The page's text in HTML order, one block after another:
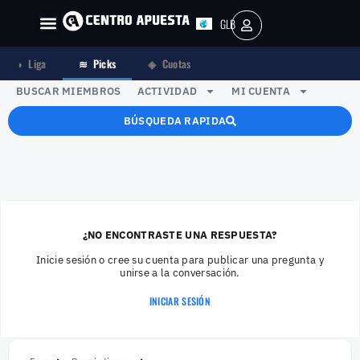
GLB
AR
◑ Liga ≋ Picks ◈ Cuotas
BUSCAR MIEMBROS ACTIVIDAD MI CUENTA
BÚSQUEDA RAPIDA
¿NO ENCONTRASTE UNA RESPUESTA?
Inicie sesión o cree su cuenta para publicar una pregunta y
unirse a la conversación.
INICIAR SESIÓN